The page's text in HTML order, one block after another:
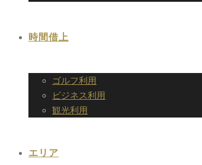
時間借上
ゴルフ利用
ビジネス利用
観光利用
エリア